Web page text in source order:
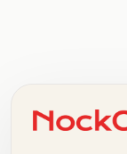
+   .   .   .